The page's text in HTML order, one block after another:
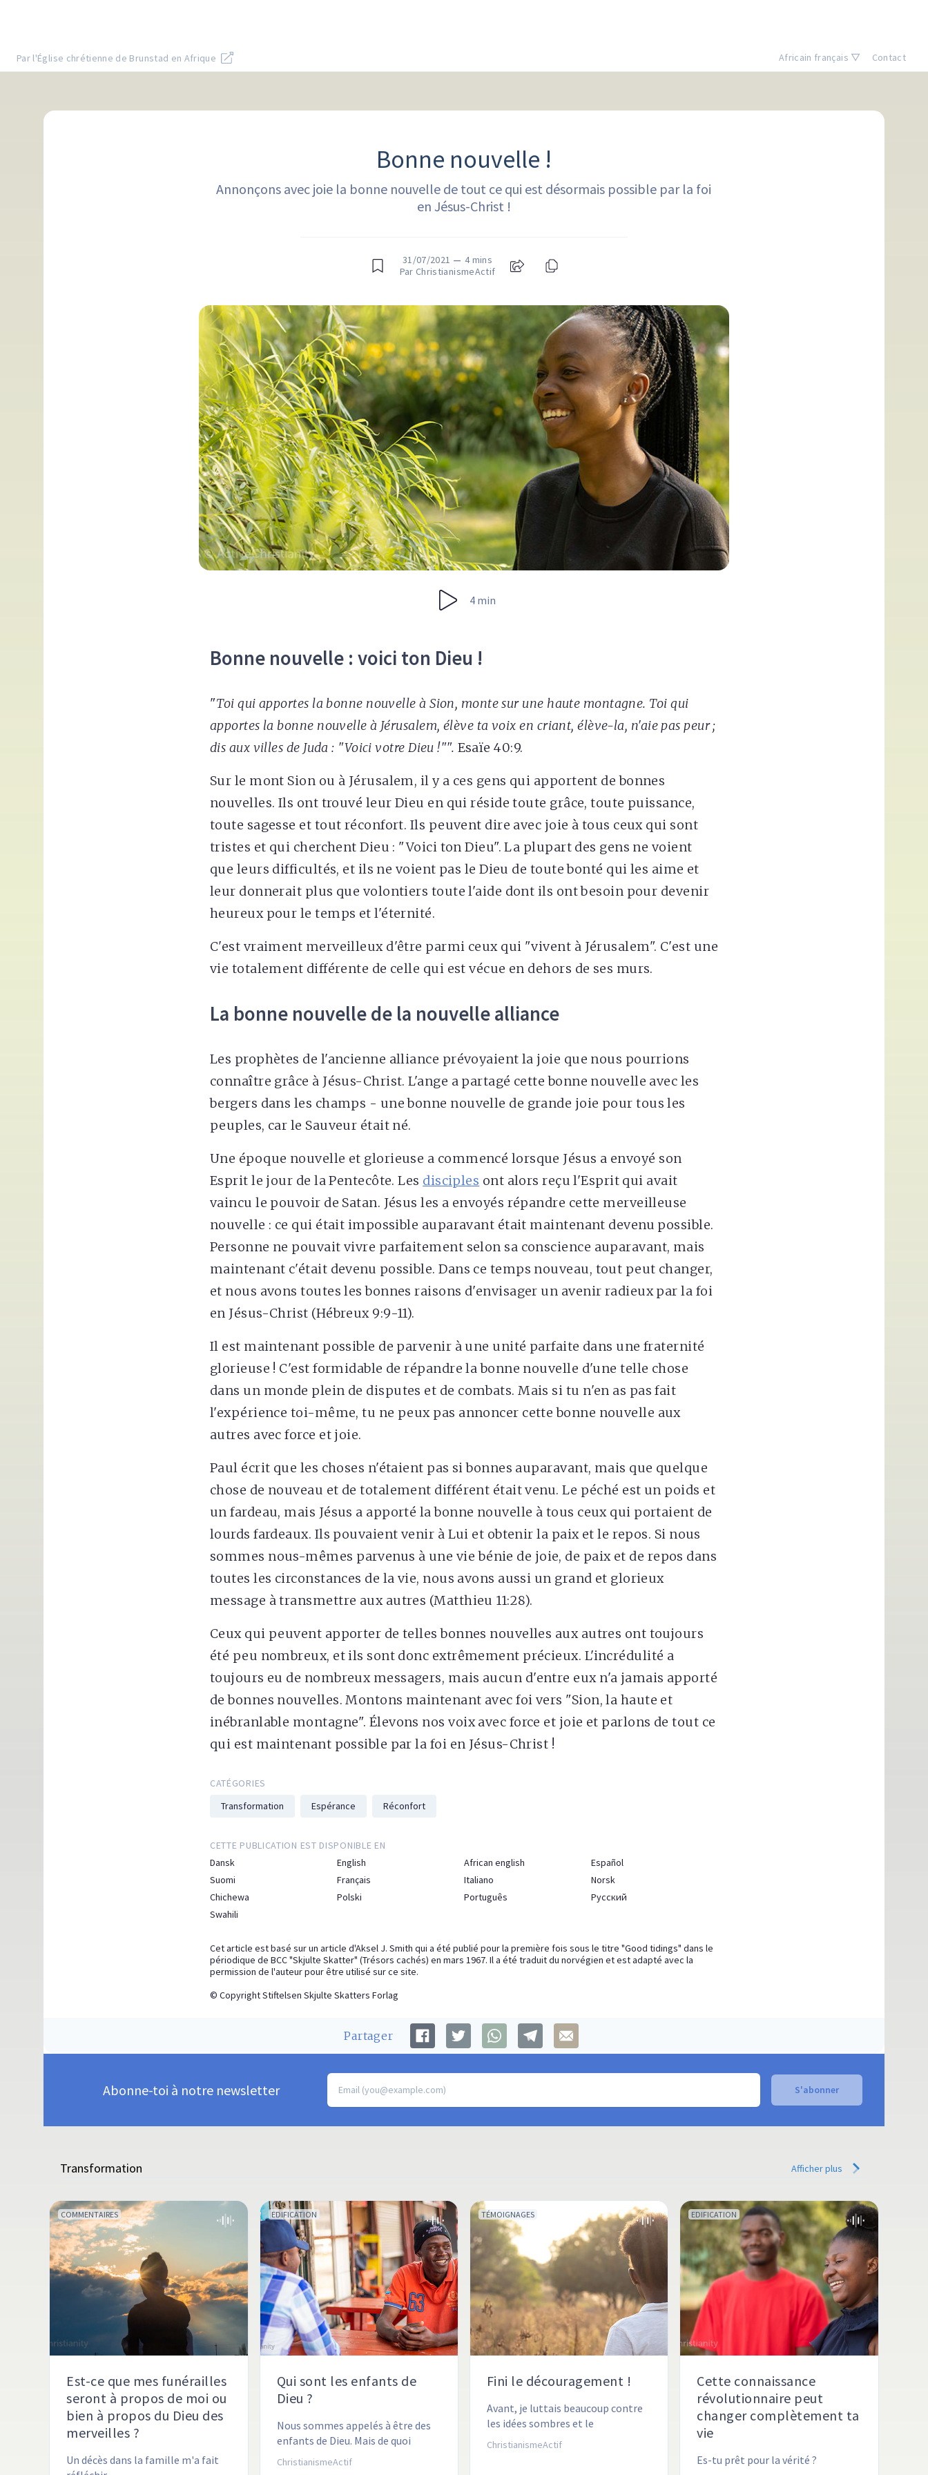
Par l'Église chrétienne de Brunstad en Afrique Africain français ▽ Contact
Bonne nouvelle !
Annonçons avec joie la bonne nouvelle de tout ce qui est désormais possible par la foi
en Jésus-Christ !
31/07/2021 — 4 mins
Par ChristianismeActif
4 min
Bonne nouvelle : voici ton Dieu !
"Toi qui apportes la bonne nouvelle à Sion, monte sur une haute montagne. Toi qui
apportes la bonne nouvelle à Jérusalem, élève ta voix en criant, élève-la, n'aie pas peur ;
dis aux villes de Juda : "Voici votre Dieu !"". Esaïe 40:9.
Sur le mont Sion ou à Jérusalem, il y a ces gens qui apportent de bonnes
nouvelles. Ils ont trouvé leur Dieu en qui réside toute grâce, toute puissance,
toute sagesse et tout réconfort. Ils peuvent dire avec joie à tous ceux qui sont
tristes et qui cherchent Dieu : "Voici ton Dieu". La plupart des gens ne voient
que leurs difficultés, et ils ne voient pas le Dieu de toute bonté qui les aime et
leur donnerait plus que volontiers toute l'aide dont ils ont besoin pour devenir
heureux pour le temps et l'éternité.
C'est vraiment merveilleux d'être parmi ceux qui "vivent à Jérusalem". C'est une
vie totalement différente de celle qui est vécue en dehors de ses murs.
La bonne nouvelle de la nouvelle alliance
Les prophètes de l'ancienne alliance prévoyaient la joie que nous pourrions
connaître grâce à Jésus-Christ. L'ange a partagé cette bonne nouvelle avec les
bergers dans les champs - une bonne nouvelle de grande joie pour tous les
peuples, car le Sauveur était né.
Une époque nouvelle et glorieuse a commencé lorsque Jésus a envoyé son
Esprit le jour de la Pentecôte. Les disciples ont alors reçu l'Esprit qui avait
vaincu le pouvoir de Satan. Jésus les a envoyés répandre cette merveilleuse
nouvelle : ce qui était impossible auparavant était maintenant devenu possible.
Personne ne pouvait vivre parfaitement selon sa conscience auparavant, mais
maintenant c'était devenu possible. Dans ce temps nouveau, tout peut changer,
et nous avons toutes les bonnes raisons d'envisager un avenir radieux par la foi
en Jésus-Christ (Hébreux 9:9-11).
Il est maintenant possible de parvenir à une unité parfaite dans une fraternité
glorieuse ! C'est formidable de répandre la bonne nouvelle d'une telle chose
dans un monde plein de disputes et de combats. Mais si tu n'en as pas fait
l'expérience toi-même, tu ne peux pas annoncer cette bonne nouvelle aux
autres avec force et joie.
Paul écrit que les choses n'étaient pas si bonnes auparavant, mais que quelque
chose de nouveau et de totalement différent était venu. Le péché est un poids et
un fardeau, mais Jésus a apporté la bonne nouvelle à tous ceux qui portaient de
lourds fardeaux. Ils pouvaient venir à Lui et obtenir la paix et le repos. Si nous
sommes nous-mêmes parvenus à une vie bénie de joie, de paix et de repos dans
toutes les circonstances de la vie, nous avons aussi un grand et glorieux
message à transmettre aux autres (Matthieu 11:28).
Ceux qui peuvent apporter de telles bonnes nouvelles aux autres ont toujours
été peu nombreux, et ils sont donc extrêmement précieux. L'incrédulité a
toujours eu de nombreux messagers, mais aucun d'entre eux n'a jamais apporté
de bonnes nouvelles. Montons maintenant avec foi vers "Sion, la haute et
inébranlable montagne". Élevons nos voix avec force et joie et parlons de tout ce
qui est maintenant possible par la foi en Jésus-Christ !
CATÉGORIES
Transformation
Espérance Réconfort
CETTE PUBLICATION EST DISPONIBLE EN
Dansk
English African english
Español
Suomi
Français Italiano
Norsk
Chichewa
Polski Português
Русский
Swahili
Cet article est basé sur un article d'Aksel J. Smith qui a été publié pour la première fois sous le titre "Good tidings" dans le
périodique de BCC "Skjulte Skatter" (Trésors cachés) en mars 1967. Il a été traduit du norvégien et est adapté avec la
permission de l'auteur pour être utilisé sur ce site.
© Copyright Stiftelsen Skjulte Skatters Forlag
Partager
Abonne-toi à notre newsletter
Transformation Afficher plus
COMMENTAIRES
Est-ce que mes funérailles
seront à propos de moi ou
bien à propos du Dieu des
merveilles ?
Un décès dans la famille m'a fait
EDIFICATION
Qui sont les enfants de
Dieu ?
Nous sommes appelés à être des
enfants de Dieu. Mais de quoi
avons-nous besoin pour être
ChristianismeActif
TÉMOIGNAGES
Fini le découragement !
Avant, je luttais beaucoup contre
les idées sombres et le
découragement. Voici comment
ChristianismeActif
EDIFICATION
Cette connaissance
révolutionnaire peut
changer complètement ta
vie
Es-tu prêt pour la vérité ?